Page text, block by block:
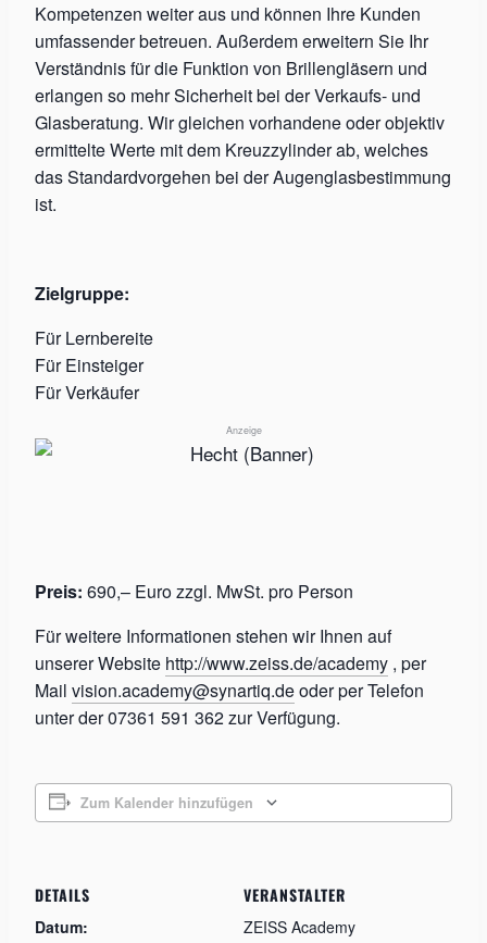
Kompetenzen weiter aus und können Ihre Kunden
umfassender betreuen. Außerdem erweitern Sie Ihr
Verständnis für die Funktion von Brillengläsern und
erlangen so mehr Sicherheit bei der Verkaufs- und
Glasberatung. Wir gleichen vorhandene oder objektiv
ermittelte Werte mit dem Kreuzzylinder ab, welches
das Standardvorgehen bei der Augenglasbestimmung
ist.
Zielgruppe:
Für Lernbereite
Für Einsteiger
Für Verkäufer
Anzeige
Preis: 690,– Euro zzgl. MwSt. pro Person
Für weitere Informationen stehen wir Ihnen auf
unserer Website http://www.zeiss.de/academy , per
Mail vision.academy@synartiq.deoder per Telefon
unter der 07361 591 362 zur Verfügung.
Zum Kalender hinzufügen
DETAILS
Datum:
VERANSTALTER
ZEISS Academy